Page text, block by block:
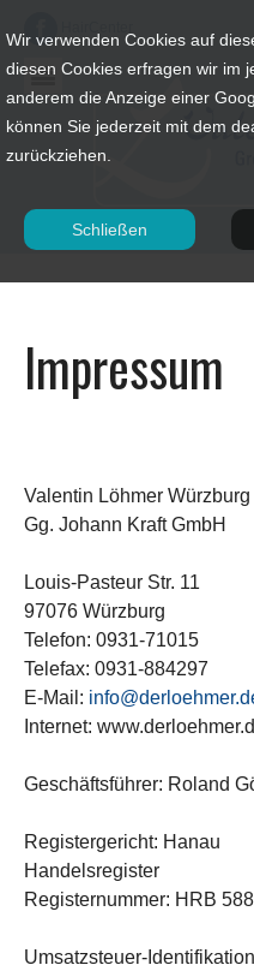
Wir verwenden Cookies auf
diesen Cookies erfragen wir im
anderem die Anzeige einer
können Sie jederzeit mit dem
zurückziehen.
Schließen
Impressum
Valentin Löhmer Würzburg
Gg. Johann Kraft GmbH
Louis-Pasteur Str. 11
97076 Würzburg
Telefon: 0931-71015
Telefax: 0931-884297
E-Mail:
Internet:
Geschäftsführer: Roland
Registergericht: Hanau
Handelsregister
Registernummer: HRB
Umsatzsteuer-